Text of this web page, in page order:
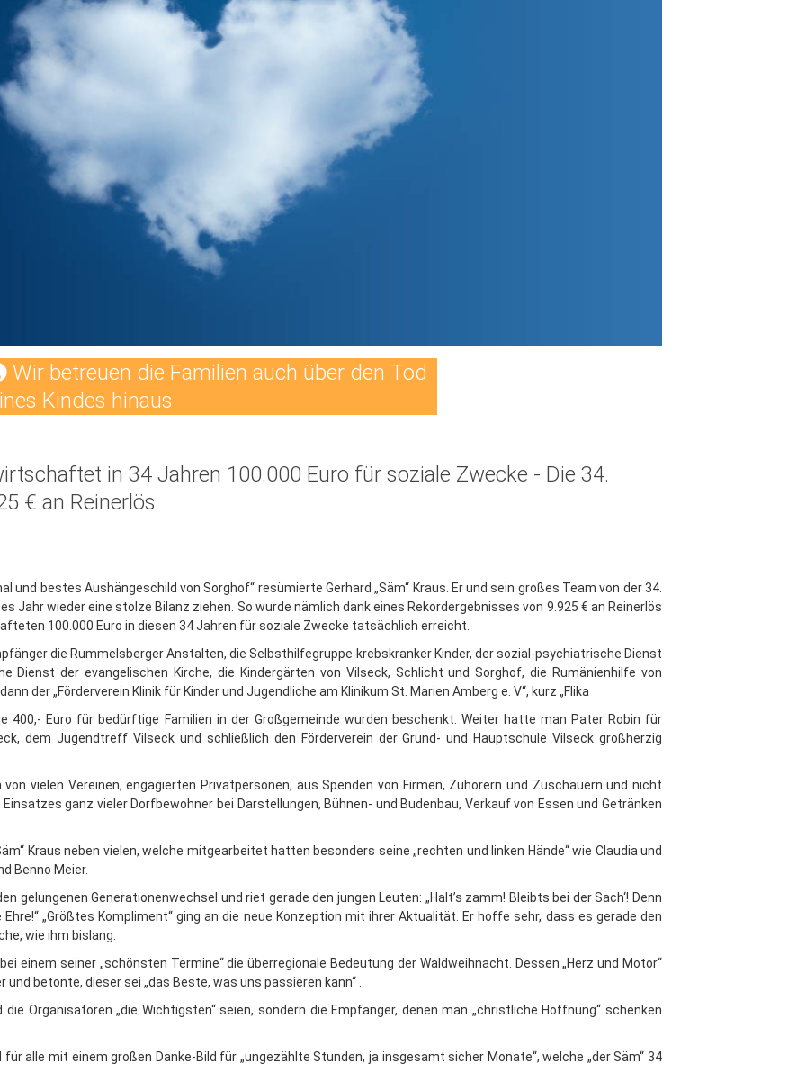
Wir betreuen die Familien auch über den Tod
Kindes hinaus
in 34 Jahren 100.000 Euro für soziale Zwecke - Die 34.
€ an Reinerlös
und bestes Aushängeschild von Sorghof“ resümierte Gerhard „Säm“ Kraus. Er und sein großes Team von der 34.
Jahr wieder eine stolze Bilanz ziehen. So wurde nämlich dank eines Rekordergebnisses von 9.925 € an Reinerlös
100.000 Euro in diesen 34 Jahren für soziale Zwecke tatsächlich erreicht.
die Rummelsberger Anstalten, die Selbsthilfegruppe krebskranker Kinder, der sozial-psychiatrische Dienst
Dienst der evangelischen Kirche, die Kindergärten von Vilseck, Schlicht und Sorghof, die Rumänienhilfe von
der „Förderverein Klinik für Kinder und Jugendliche am Klinikum St. Marien Amberg e. V“, kurz „Flika
400,- Euro für bedürftige Familien in der Großgemeinde wurden beschenkt. Weiter hatte man Pater Robin für
dem Jugendtreff Vilseck und schließlich den Förderverein der Grund- und Hauptschule Vilseck großherzig
vielen Vereinen, engagierten Privatpersonen, aus Spenden von Firmen, Zuhörern und Zuschauern und nicht
ganz vieler Dorfbewohner bei Darstellungen, Bühnen- und Budenbau, Verkauf von Essen und Getränken
Kraus neben vielen, welche mitgearbeitet hatten besonders seine „rechten und linken Hände“ wie Claudia und
Benno Meier.
gelungenen Generationenwechsel und riet gerade den jungen Leuten: „Halt’s zamm! Bleibts bei der Sach‘! Denn
„Größtes Kompliment“ ging an die neue Konzeption mit ihrer Aktualität. Er hoffe sehr, dass es gerade den
wie ihm bislang.
einem seiner „schönsten Termine“ die überregionale Bedeutung der Waldweihnacht. Dessen „Herz und Motor“
betonte, dieser sei „das Beste, was uns passieren kann“ .
Organisatoren „die Wichtigsten“ seien, sondern die Empfänger, denen man „christliche Hoffnung“ schenken
alle mit einem großen Danke-Bild für „ungezählte Stunden, ja insgesamt sicher Monate“, welche „der Säm“ 34